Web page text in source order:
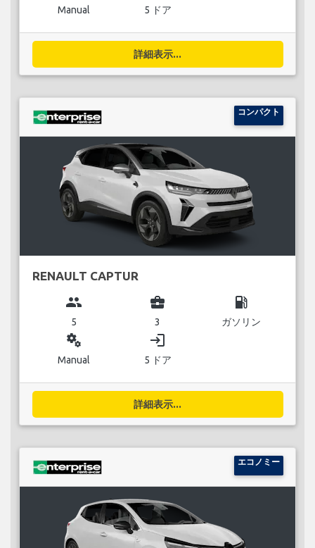
Manual 5 ドア
詳細表示...
コンパクト
RENAULT CAPTUR
group
5
business_center
3
local_gas_station
ガソリン
miscellaneous_services
Manual
login
5 ドア
詳細表示...
エコノミー